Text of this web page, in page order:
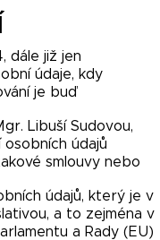
dále již jen
údaje, kdy
je buď
Libuší Sudovou,
údajů
smlouvy nebo
údajů, který je v
a to zejména v
a Rady (EU)